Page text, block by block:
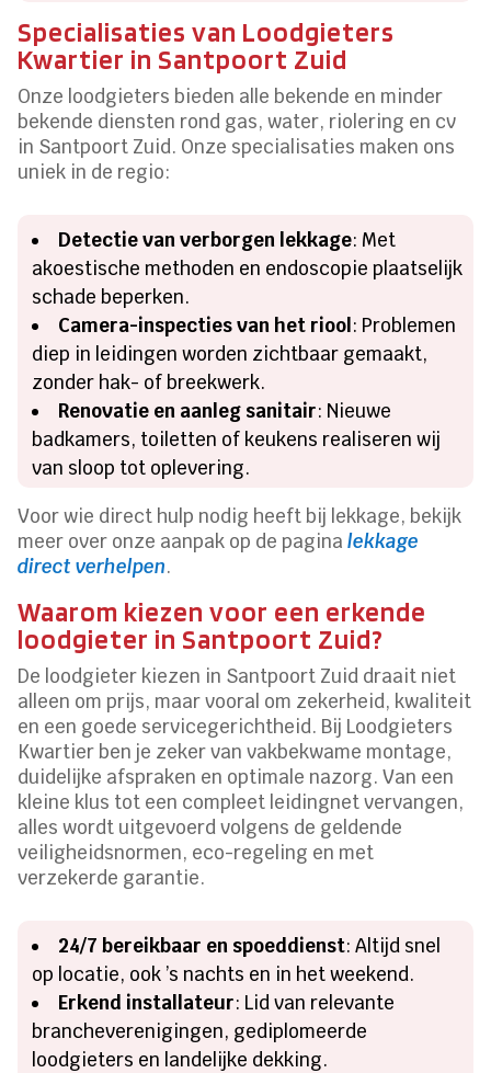
Specialisaties van Loodgieters
Kwartier in Santpoort Zuid
Onze loodgieters bieden alle bekende en minder
bekende diensten rond gas, water, riolering en cv
in Santpoort Zuid. Onze specialisaties maken ons
uniek in de regio:
Detectie van verborgen lekkage: Met
akoestische methoden en endoscopie plaatselijk
schade beperken.
Camera-inspecties van het riool: Problemen
diep in leidingen worden zichtbaar gemaakt,
zonder hak- of breekwerk.
Renovatie en aanleg sanitair: Nieuwe
badkamers, toiletten of keukens realiseren wij
van sloop tot oplevering.
Voor wie direct hulp nodig heeft bij lekkage, bekijk
meer over onze aanpak op de paginalekkage
direct verhelpen.
Waarom kiezen voor een erkende
loodgieter in Santpoort Zuid?
De loodgieter kiezen in Santpoort Zuid draait niet
alleen om prijs, maar vooral om zekerheid, kwaliteit
en een goede servicegerichtheid. Bij Loodgieters
Kwartier ben je zeker van vakbekwame montage,
duidelijke afspraken en optimale nazorg. Van een
kleine klus tot een compleet leidingnet vervangen,
alles wordt uitgevoerd volgens de geldende
veiligheidsnormen, eco-regeling en met
verzekerde garantie.
24/7 bereikbaar en spoeddienst: Altijd snel
op locatie, ook ’s nachts en in het weekend.
Erkend installateur: Lid van relevante
brancheverenigingen, gediplomeerde
loodgieters en landelijke dekking.